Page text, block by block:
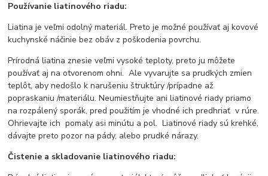
Používanie liatinového riadu:
Liatina je veľmi odolný materiál. Preto je možné používať aj kovové
kuchynské náčinie bez obáv z poškodenia povrchu.
Prírodná liatina znesie veľmi vysoké teploty, preto ju môžete
používať aj na otvorenom ohni. Ale vyvarujte sa prudkých zmien
teplôt, aby nedošlo k narušeniu štruktúry /prípadne až
popraskaniu /materiálu. Neumiestňujte ani liatinové riady priamo
na rozpálený sporák, pred použitím je vhodné ich predhriať v rúre.
Ohrievajte ich pomaly asi minútu a pol. Liatinové riady sú krehké,
dávajte preto pozor na pády, alebo prudké nárazy.
Čistenie a skladovanie liatinového riadu: